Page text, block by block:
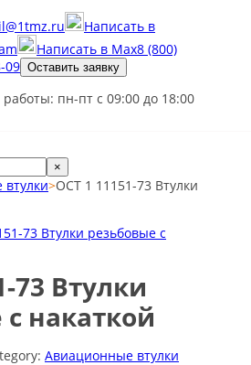
Написать в
Написать в Max8 (800)
09 Оставить заявку
пн-пт с 09:00 до 18:00
×
>ОСТ 1 11151-73 Втулки
73 Втулки
накаткой
Авиационные втулки